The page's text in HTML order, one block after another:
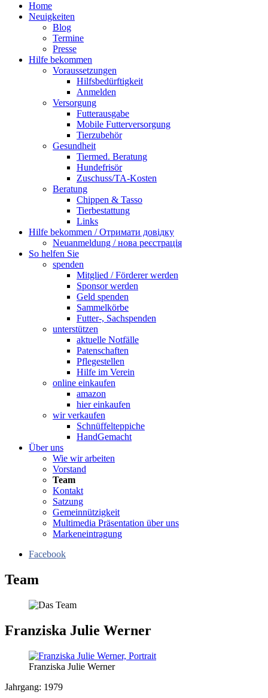
Home
Neuigkeiten
Blog
Termine
Presse
Hilfe bekommen
Voraussetzungen
Hilfsbedürftigkeit
Anmelden
Versorgung
Futterausgabe
Mobile Futterversorgung
Tierzubehör
Gesundheit
Tiermed. Beratung
Hundefrisör
Zuschuss/TA-Kosten
Beratung
Chippen & Tasso
Tierbestattung
Links
Hilfe bekommen / Отримати довідку
Neuanmeldung / нова реєстрація
So helfen Sie
spenden
Mitglied / Förderer werden
Sponsor werden
Geld spenden
Sammelkörbe
Futter-, Sachspenden
unterstützen
aktuelle Notfälle
Patenschaften
Pflegestellen
Hilfe im Verein
online einkaufen
amazon
hier einkaufen
wir verkaufen
Schnüffelteppiche
HandGemacht
Über uns
Wie wir arbeiten
Vorstand
Team
Kontakt
Satzung
Gemeinnützigkeit
Multimedia Präsentation über uns
Markeneintragung
Facebook
Team
Franziska Julie Werner
Franziska Julie Werner
Jahrgang: 1979